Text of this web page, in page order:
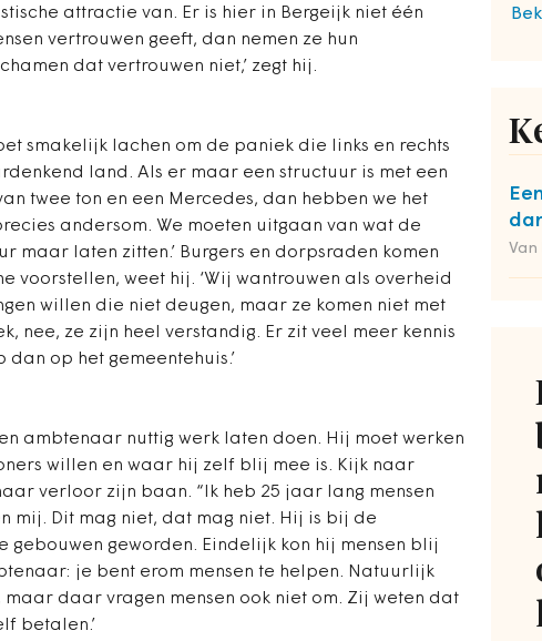
attractie van. Er is hier in Bergeijk niet één
vertrouwen geeft, dan nemen ze hun
dat vertrouwen niet,’ zegt hij.
smakelijk lachen om de paniek die links en rechts
land. Als er maar een structuur is met een
twee ton en een Mercedes, dan hebben we het
andersom. We moeten uitgaan van wat de
maar laten zitten.’ Burgers en dorpsraden komen
voorstellen, weet hij. ‘Wij wantrouwen als overheid
willen die niet deugen, maar ze komen niet met
nee, ze zijn heel verstandig. Er zit veel meer kennis
op het gemeentehuis.’
ambtenaar nuttig werk laten doen. Hij moet werken
willen en waar hij zelf blij mee is. Kijk naar
verloor zijn baan. “Ik heb 25 jaar lang mensen
mij. Dit mag niet, dat mag niet. Hij is bij de
geworden. Eindelijk kon hij mensen blij
je bent erom mensen te helpen. Natuurlijk
maar daar vragen mensen ook niet om. Zij weten dat
betalen.’